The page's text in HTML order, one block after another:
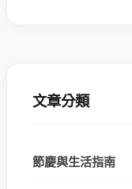
文章分類
節慶與生活指南